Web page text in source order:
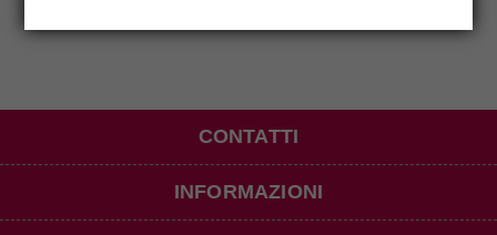
CONTATTI
INFORMAZIONI